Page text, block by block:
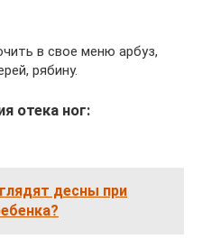
в свое меню арбуз,
рябину.
отека ног:
десны при